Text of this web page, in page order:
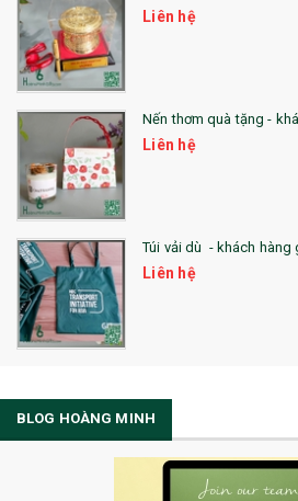
Liên hệ
Nến thơm quà tặng -
Liên hệ
Túi vải dù - khách hàng
Liên hệ
BLOG HOÀNG MINH